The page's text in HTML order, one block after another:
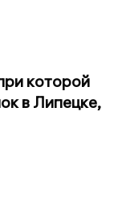
которой
в Липецке,